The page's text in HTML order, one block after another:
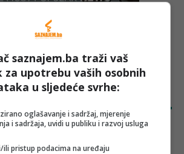
SPORT
saznajem.ba traži vaš
za upotrebu vaših osobnih
u sljedeće svrhe:
oglašavanje i sadržaj, mjerenje
i sadržaja, uvidi u publiku i razvoj usluga
ili pristup podacima na uređaju